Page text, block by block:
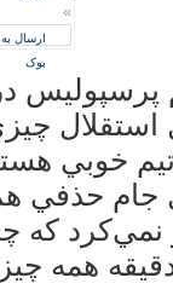
»
ارسال
بوک
پرسپوليس
استقلال
خوبي
جام حذفي
كه
بيفتد و پرسپوليس بتواند در 10 دقيقه همه